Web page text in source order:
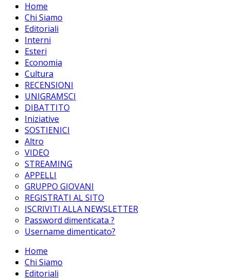
Home
Chi Siamo
Editoriali
Interni
Esteri
Economia
Cultura
RECENSIONI
UNIGRAMSCI
DIBATTITO
Iniziative
SOSTIENICI
Altro
VIDEO
STREAMING
APPELLI
GRUPPO GIOVANI
REGISTRATI AL SITO
ISCRIVITI ALLA NEWSLETTER
Password dimenticata ?
Username dimenticato?
Home
Chi Siamo
Editoriali